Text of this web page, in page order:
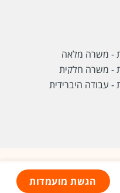
- משרה מלאה
- משרה חלקית
- עבודה היברידית
הגשת מועמדות